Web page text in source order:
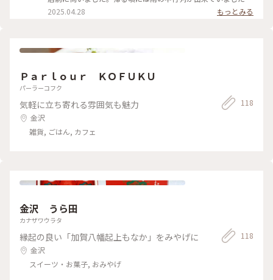
ストロ #パン屋さん #新緑 #紫陽花 #モザイクアート #ひみつの
絶景 #金沢ららら旅 #日帰り #ひとり旅 #もっともっと
モーニングは3種類から選べますが、人気のクロックマダムと
本日のスープ（この日は人参🥕でした）をいただきました♪♪
になりましたー お店もカントリー調で可愛いかったです。 朝
2025.04.28 もっとみる
Ｐａｒｌｏｕｒ ＫＯＦＵＫＵ
パーラーコフク
気軽に立ち寄れる雰囲気も魅力
金沢
雑貨, ごはん, カフェ
118
金沢 うら田
カナザワウラタ
縁起の良い「加賀八幡起上もなか」をみやげに
金沢
スイーツ・お菓子, おみやげ
118